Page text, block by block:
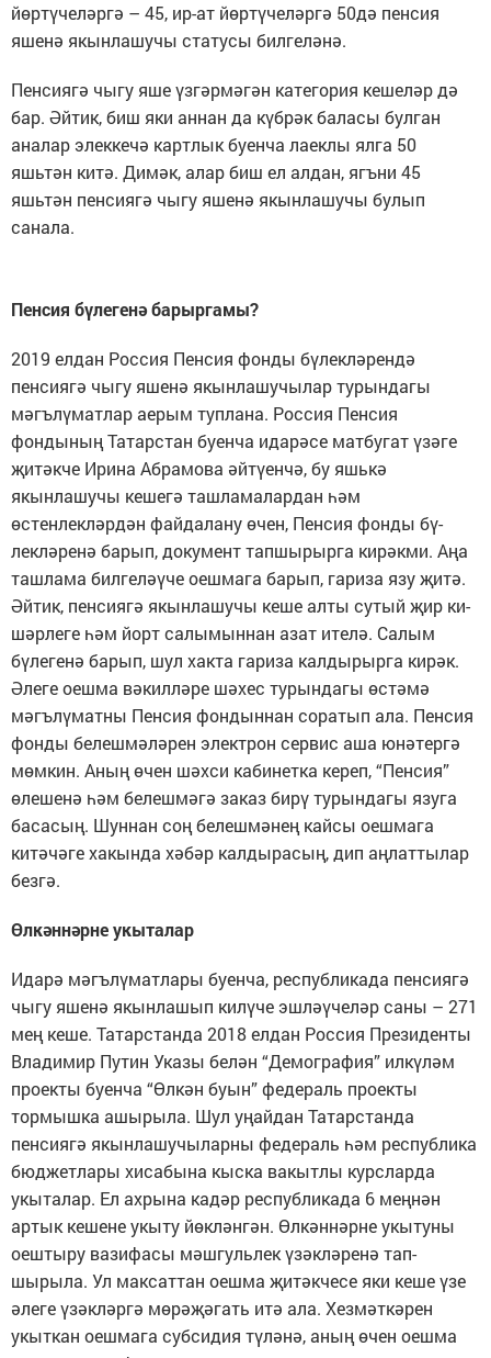
йөртүчеләргә – 45, ир-ат йөр­түчеләргә 50дә пенсия
яшенә якынлашучы статусы билгеләнә.
Пенсиягә чыгу яше үзгәрмәгән категория кешеләр дә
бар. Әйтик, биш яки аннан да күбрәк баласы булган
аналар элеккечә картлык буенча лаеклы ялга 50
яшьтән китә. Димәк, алар биш ел алдан, ягъни 45
яшьтән пенсиягә чыгу яшенә якынлашучы булып
санала.
Пенсия бүлегенә барыргамы?
2019 елдан Россия Пенсия фонды бүлек­ләрендә
пенсиягә чыгу яшенә якынлашучылар турындагы
мәгълүматлар аерым туплана. Россия Пенсия
фондының Татарстан буенча идарәсе матбугат үзәге
җи­тәкче Ирина Абрамова әйтүенчә, бу яшькә
якынлашучы кешегә ташламалардан һәм
өстенлекләрдән фай­далану өчен, Пенсия фонды бү­
лекләренә барып, документ тапшырырга кирәкми. Аңа
ташлама бил­геләүче оешмага барып, гариза язу җитә.
Әйтик, пенсиягә якынлашучы кеше алты сутый җир ки­
шәр­леге һәм йорт салымыннан азат ителә. Салым
бүлегенә барып, шул хакта гариза калдырырга кирәк.
Әле­ге оешма вәкилләре шәхес турындагы өстәмә
мәгълүматны Пенсия фондыннан соратып ала. Пенсия
фонды белешмәләрен электрон сервис аша юнәтергә
мөмкин. Аның өчен шәхси кабинетка кереп, “Пенсия”
өлешенә һәм белешмәгә заказ бирү турындагы язуга
баса­сың. Шуннан соң белешмәнең кайсы оешмага
китәчәге хакында хәбәр калдыра­сың, дип аңлаттылар
безгә.
Өлкәннәрне укыталар
Идарә мәгълүматлары буенча, республикада пенсиягә
чыгу яшенә якынлашып килүче эшләүчеләр саны – 271
мең кеше. Татарстанда 2018 елдан Россия Президенты
Владимир Путин Указы белән “Демография” илкүләм
проекты буенча “Өлкән буын” федераль проекты
тормышка ашырыла. Шул уңайдан Татарстанда
пенсиягә якынлашучыларны федераль һәм республика
бюджетлары хисабына кыска вакытлы курсларда
укыталар. Ел ахрына кадәр республикада 6 меңнән
артык кешене укыту йөкләнгән. Өлкәннәрне укытуны
оештыру вазифасы мәш­гуль­лек үзәклә­ренә тап­
шырыла. Ул максаттан оешма җи­тәкчесе яки кеше үзе
әлеге үзәк­ләргә мөрә­җәгать итә ала. Хезмәт­кәрен
укыткан оешмага субсидия түләнә, аның өчен оешма